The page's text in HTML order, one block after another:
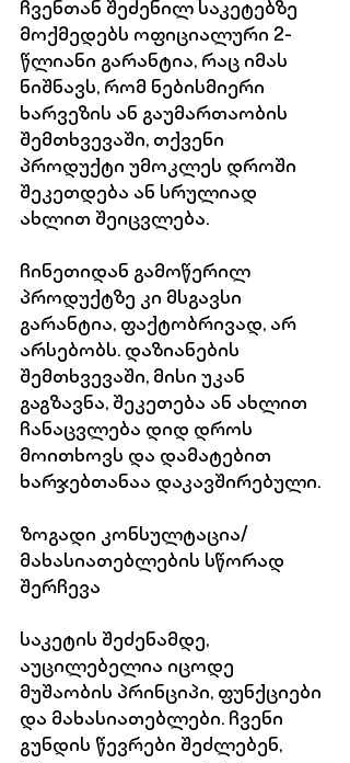
ჩვენთან შეძენილ საკეტებზე
მოქმედებს ოფიციალური 2-
წლიანი გარანტია, რაც იმას
ნიშნავს, რომ ნებისმიერი
ხარვეზის ან გაუმართაობის
შემთხვევაში, თქვენი
პროდუქტი უმოკლეს დროში
შეკეთდება ან სრულიად
ახლით შეიცვლება.
ჩინეთიდან გამოწერილ
პროდუქტზე კი მსგავსი
გარანტია, ფაქტობრივად, არ
არსებობს. დაზიანების
შემთხვევაში, მისი უკან
გაგზავნა, შეკეთება ან ახლით
ჩანაცვლება დიდ დროს
მოითხოვს და დამატებით
ხარჯებთანაა დაკავშირებული.
ზოგადი კონსულტაცია/
მახასიათებლების სწორად
შერჩევა
საკეტის შეძენამდე,
აუცილებელია იცოდე
მუშაობის პრინციპი, ფუნქციები
და მახასიათებლები. ჩვენი
გუნდის წევრები შეძლებენ,